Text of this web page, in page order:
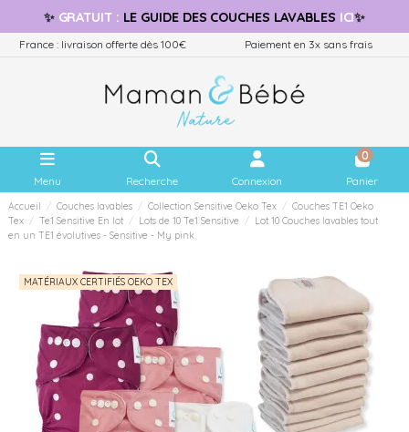
✨ GRATUIT: LE GUIDE DES COUCHES LAVABLES ICI✨
France : livraison offerte dès 100€ Paiement en 3x sans frais
Menu Recherche Connexion
0
Panier
Accueil Couches lavables Collection Sensitive Oeko Tex
Couches TE1 Oeko
Tex
Te1 Sensitive En lot Lots de 10 Te1 Sensitive
Lot 10 Couches lavables tout
en un TE1 évolutives - Sensitive - My pink
MATÉRIAUX CERTIFIÉS OEKO TEX